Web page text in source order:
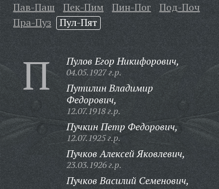
Пав-Паш Пек-Пим Пин-Пог
Под-Поч
Пра-Пуз
Пул-Пят
П Пулов Егор Никифорович,
04.05.1927 г.р.
Путилин Владимир
Федорович,
12.07.1918 г.р.
Пучкин Петр Федорович,
12.07.1925 г.р.
Пучков Алексей Яковлевич,
23.03.1926 г.р.
Пучков Василий Семенович,